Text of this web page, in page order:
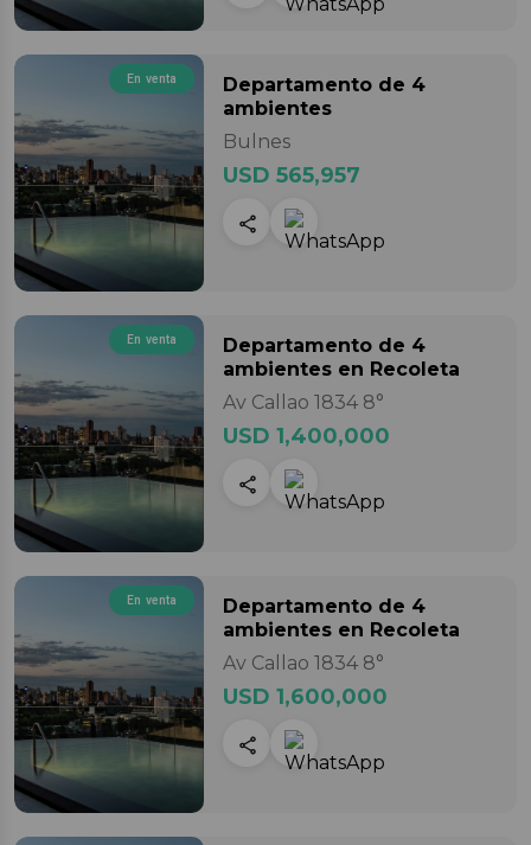
En venta Departamento de 4
ambientes
Bulnes
USD 565,957
En venta Departamento de 4
ambientes en Recoleta
Av Callao 1834 8°
USD 1,400,000
En venta Departamento de 4
ambientes en Recoleta
Av Callao 1834 8°
USD 1,600,000